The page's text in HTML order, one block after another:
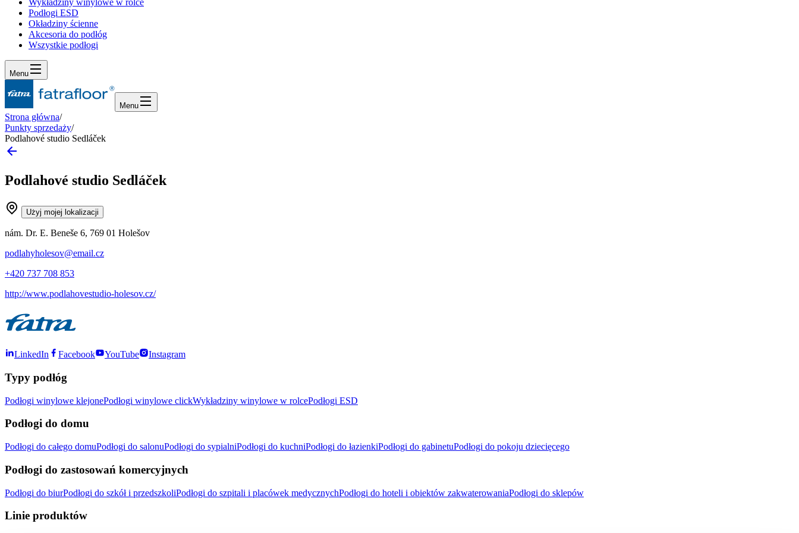
Wykładziny winylowe w rolce
Podłogi ESD
Okładziny ścienne
Akcesoria do podłóg
Wszystkie podłogi
Menu
Menu
Strona główna/
Punkty sprzedaży/
Podlahové studio Sedláček
Podlahové studio Sedláček
Użyj mojej lokalizacji
nám. Dr. E. Beneše 6, 769 01 Holešov
podlahyholesov@email.cz
+420 737 708 853
http://www.podlahovestudio-holesov.cz/
LinkedIn Facebook YouTube Instagram
Typy podłóg
Podłogi winylowe klejonePodłogi winylowe clickWykładziny winylowe w rolcePodłogi ESD
Podłogi do domu
Podłogi do całego domuPodłogi do salonuPodłogi do sypialniPodłogi do kuchniPodłogi do łazienkiPodłogi do gabinetuPodłogi do pokoju dziecięcego
Podłogi do zastosowań komercyjnych
Podłogi do biurPodłogi do szkół i przedszkoliPodłogi do szpitali i placówek medycznychPodłogi do hoteli i obiektów zakwaterowaniaPodłogi do sklepów
Linie produktów